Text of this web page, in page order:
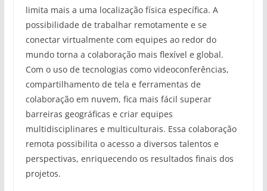
limita mais a uma localização física específica. A
possibilidade de trabalhar remotamente e se
conectar virtualmente com equipes ao redor do
mundo torna a colaboração mais flexível e global.
Com o uso de tecnologias como videoconferências,
compartilhamento de tela e ferramentas de
colaboração em nuvem, fica mais fácil superar
barreiras geográficas e criar equipes
multidisciplinares e multiculturais. Essa colaboração
remota possibilita o acesso a diversos talentos e
perspectivas, enriquecendo os resultados finais dos
projetos.